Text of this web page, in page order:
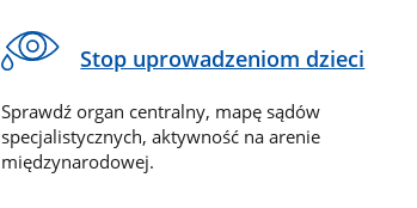
Stop uprowadzeniom dzieci
Sprawdź organ centralny, mapę sądów
specjalistycznych, aktywność na arenie
międzynarodowej.